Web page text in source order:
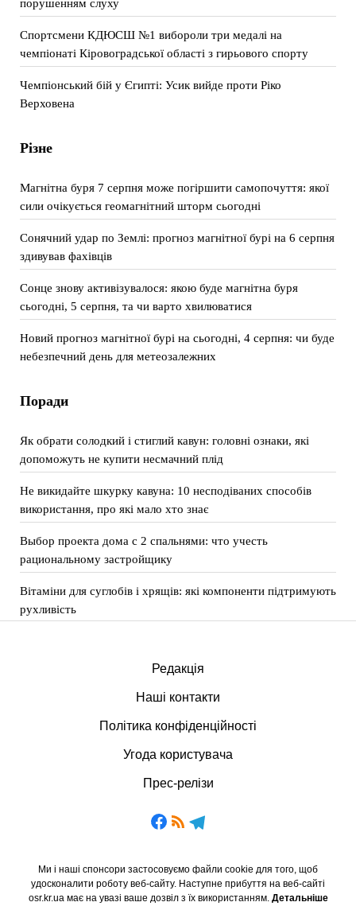
порушенням слуху
Спортсмени КДЮСШ №1 вибороли три медалі на
чемпіонаті Кіровоградської області з гирьового спорту
Чемпіонський бій у Єгипті: Усик вийде проти Ріко
Верховена
Різне
Магнітна буря 7 серпня може погіршити самопочуття: якої
сили очікується геомагнітний шторм сьогодні
Сонячний удар по Землі: прогноз магнітної бурі на 6 серпня
здивував фахівців
Сонце знову активізувалося: якою буде магнітна буря
сьогодні, 5 серпня, та чи варто хвилюватися
Новий прогноз магнітної бурі на сьогодні, 4 серпня: чи буде
небезпечний день для метеозалежних
Поради
Як обрати солодкий і стиглий кавун: головні ознаки, які
допоможуть не купити несмачний плід
Не викидайте шкурку кавуна: 10 несподіваних способів
використання, про які мало хто знає
Выбор проекта дома с 2 спальнями: что учесть
рациональному застройщику
Вітаміни для суглобів і хрящів: які компоненти підтримують
рухливість
Редакція
Наші контакти
Політика конфіденційності
Угода користувача
Прес-релізи
Ми і наші спонсори застосовуємо файли cookie для того, щоб
удосконалити роботу веб-сайту. Наступне прибуття на веб-сайті
osr.kr.ua має на увазі ваше дозвіл з їх використанням. Детальніше